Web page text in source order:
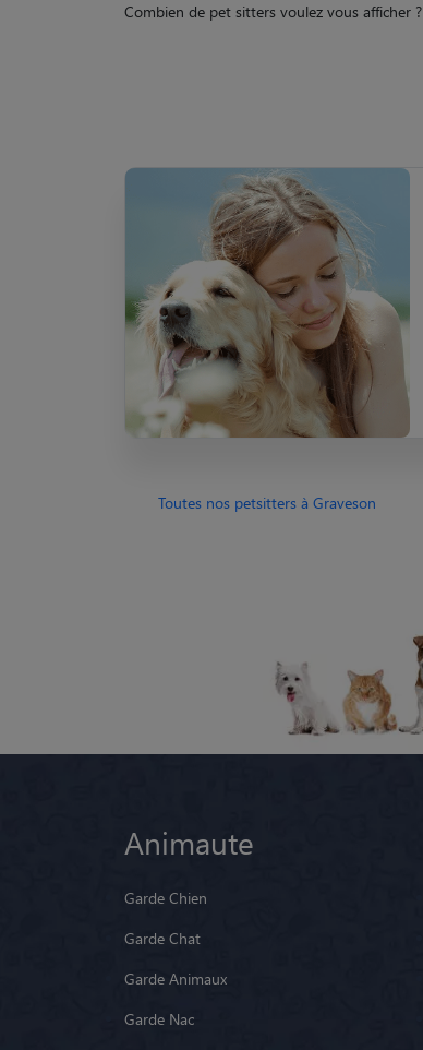
Combien de pet sitters voulez vous afficher ?
Toutes nos petsitters à Graveson
Animaute
Garde Chien
Garde Chat
Garde Animaux
Garde Nac